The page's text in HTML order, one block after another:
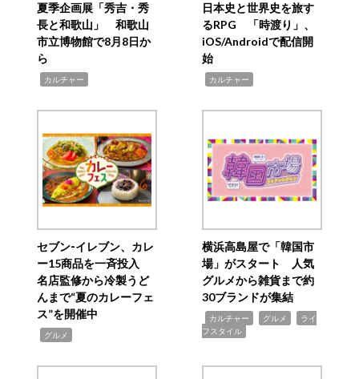
夏季企画展「秀吉・秀
長と和歌山」 和歌山
市立博物館で8月8日か
ら
カルチャー
日本史と世界史を旅す
るRPG 「時渡り」、
iOS/Androidで配信開
始
カルチャー
セブン‐イレブン、カレ
ー15商品を一斉投入
名店監修から冷製うど
んまで“夏のカレーフェ
ス”を開催中
グルメ
横浜高島屋で「韓国市
場」がスタート 人気
グルメから雑貨まで約
30ブランドが集結
カルチャー グルメ
ライ
フスタイル